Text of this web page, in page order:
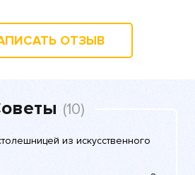
ОТЗЫВ
(10)
из искусственного